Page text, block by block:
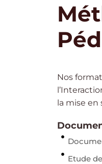
Nos
la mise
Etude